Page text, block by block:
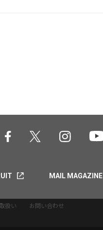
MAIL MAGAZINE
扱い お問い合わせ